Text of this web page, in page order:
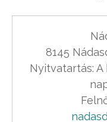
8145
Nyitvatartás: